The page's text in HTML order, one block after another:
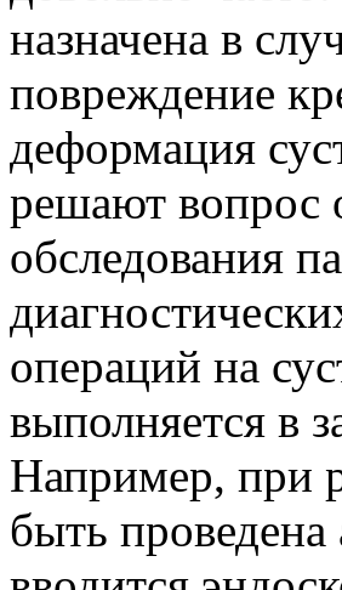
назначена в
повреждение
деформация
решают вопрос
обследования
операций на
выполняется в
Например, при
быть проведена